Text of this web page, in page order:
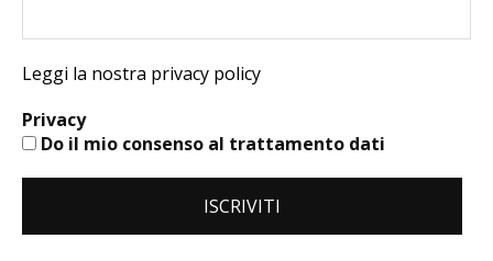
Leggi la nostra privacy policy
Privacy
Do il mio consenso al trattamento dati